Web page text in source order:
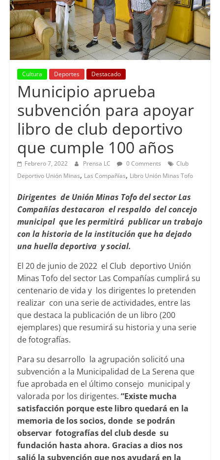
Cultura Deportes Destacado
Municipio aprueba
subvención para apoyar
libro de club deportivo
que cumple 100 años
Febrero 7, 2022 Prensa LC 0 Comments
Club
Deportivo Unión Minas, Las Compañías, Libro Unión Minas Tofo
Dirigentes de Unión Minas Tofo del sector Las
Compañías destacaron el respaldo del concejo
municipal que les permitirá publicar un trabajo
con la historia de la institución que ha dejado
una huella deportiva y social.
El 20 de junio de 2022 el Club deportivo Unión
Minas Tofo del sector Las Compañías cumplirá su
centenario de vida y los dirigentes lo pretenden
realizar con una serie de actividades, entre las
que destaca la publicación de un libro (200
ejemplares) que resumirá su historia y una serie
de fotografías.
Para su desarrollo la agrupación solicitó una
subvención a la Municipalidad de La Serena que
fue aprobada en el último consejo municipal y
valorada por los dirigentes. “Existe mucha
satisfacción porque este libro quedará en la
memoria de los socios, donde se podrán
observar fotografías del club desde su
fundación hasta ahora. Gracias a dios nos
salió la subvención que nos ayudará en la